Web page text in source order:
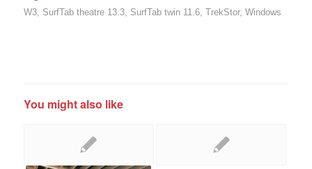
W3, SurfTab theatre 13.3, SurfTab twin 11.6, TrekStor, Windows
You might also like